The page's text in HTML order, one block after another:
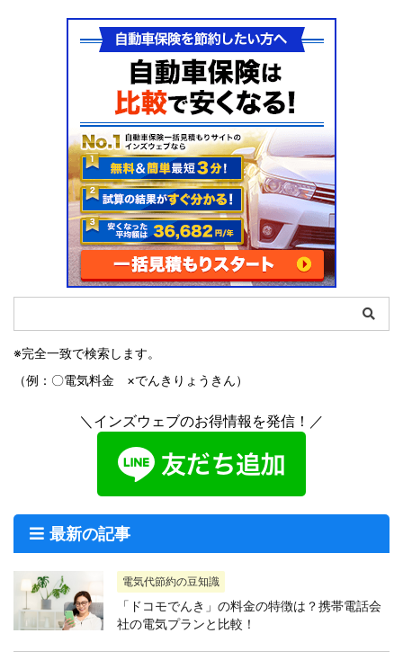
※完全一致で検索します。
（例：〇電気料金 ×でんきりょうきん）
＼インズウェブのお得情報を発信！／
最新の記事
電気代節約の豆知識
「ドコモでんき」の料金の特徴は？携帯電話会
社の電気プランと比較！